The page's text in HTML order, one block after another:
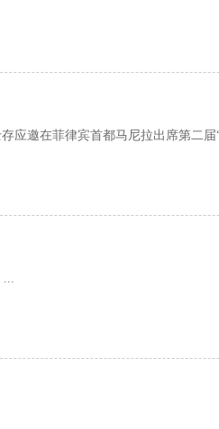
应邀在菲律宾首都马尼拉出席第二届
...